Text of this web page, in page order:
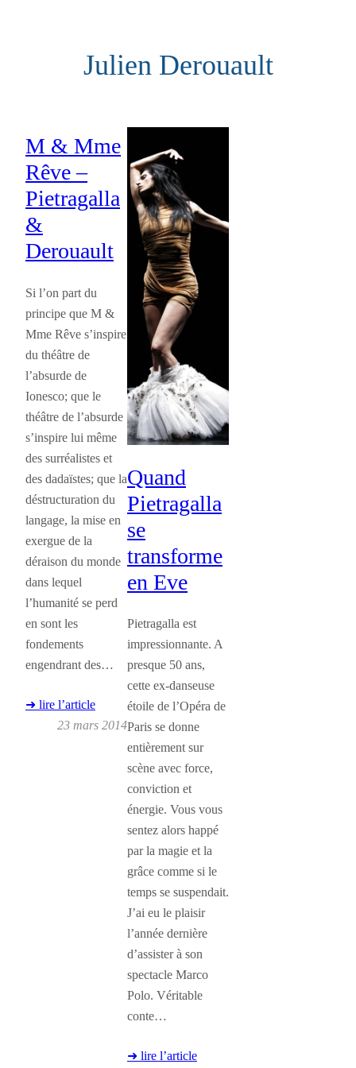
Julien Derouault
M & Mme
Rêve –
Pietragalla
&
Derouault
Si l’on part du
principe que M &
Mme Rêve s’inspire
du théâtre de
l’absurde de
Ionesco; que le
théâtre de l’absurde
s’inspire lui même
des surréalistes et
des dadaïstes; que la
déstructuration du
langage, la mise en
exergue de la
déraison du monde
dans lequel
l’humanité se perd
en sont les
fondements
engendrant des…
➜ lire l’article
23 mars 2014
Quand
Pietragalla
se
transforme
en Eve
Pietragalla est
impressionnante. A
presque 50 ans,
cette ex-danseuse
étoile de l’Opéra de
Paris se donne
entièrement sur
scène avec force,
conviction et
énergie. Vous vous
sentez alors happé
par la magie et la
grâce comme si le
temps se suspendait.
J’ai eu le plaisir
l’année dernière
d’assister à son
spectacle Marco
Polo. Véritable
conte…
➜ lire l’article